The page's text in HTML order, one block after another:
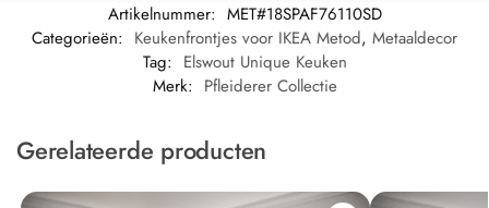
Artikelnummer: MET#18SPAF76110SD
Categorieën: Keukenfrontjes voor IKEA Metod, Metaaldecor
Tag: Elswout Unique Keuken
Merk: Pfleiderer Collectie
Gerelateerde producten